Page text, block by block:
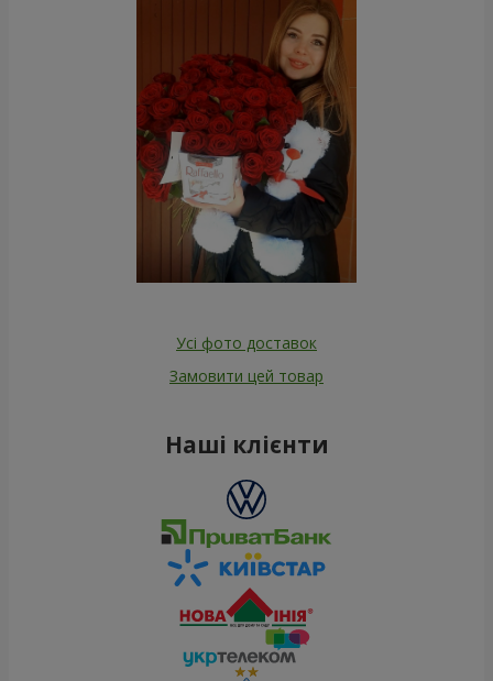
Усі фото доставок
Замовити цей товар
Наші клієнти